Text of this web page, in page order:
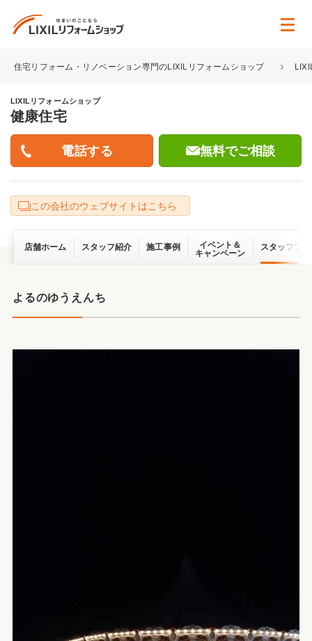
住宅リフォーム・リノベーション専門のLIXILリフォームショップ
LIXILリフォームショップ
健康住宅
無料でご相談
この会社のウェブサイトはこちら
店舗ホーム スタッフ紹介 施工事例
イベント＆
キャンペーン
スタッフブ
よるのゆうえんち